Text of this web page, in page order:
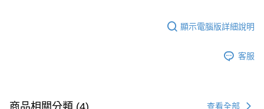
顯示電腦版詳細說明
客服
商品相關分類 (4) 查看全部